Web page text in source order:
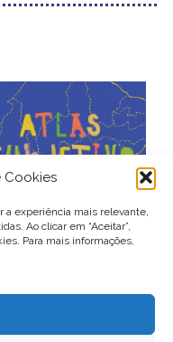
Cookies
a experiência mais relevante,
Ao clicar em “Aceitar”,
Para mais informações,
subjetivo
.